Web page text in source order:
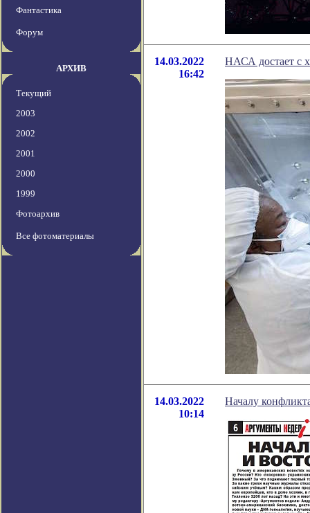
Фантастика
Форум
АРХИВ
Текущий
2003
2002
2001
2000
1999
Фотоархив
Все фотоматериалы
14.03.2022
16:42
НАСА достает с
14.03.2022
10:14
Началу